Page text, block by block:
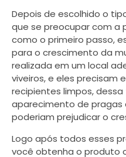
Depois de escolhido o
que se preocupar com a
como o primeiro passo,
para o crescimento da
realizada em um local
viveiros, e eles precisam
recipientes limpos,
aparecimento de pragas
poderiam prejudicar o
Logo após todos esses
você obtenha o produto